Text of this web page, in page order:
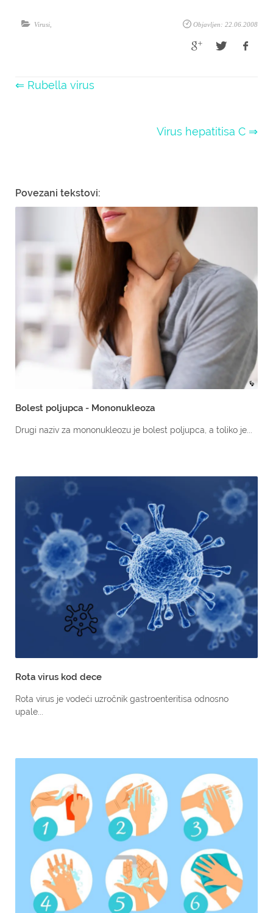
Objavljen: 22.06.2008
Virusi
⇐ Rubella virus
Virus hepatitisa C ⇒
Povezani tekstovi:
Bolest poljupca - Mononukleoza
Drugi naziv za mononukleozu je bolest poljupca, a toliko je...
Rota virus kod dece
Rota virus je vodeći uzročnik gastroenteritisa odnosno
upale...